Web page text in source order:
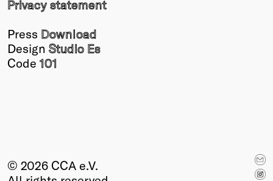
Privacy statement
Press Download
Design Studio Es
Code 101
© 2026 CCA e.V.